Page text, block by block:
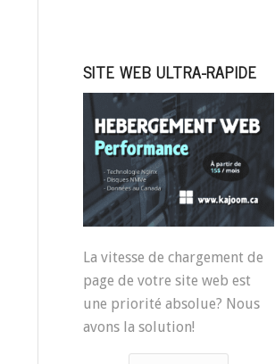
SITE WEB ULTRA-RAPIDE
La vitesse de chargement de
page de votre site web est
une priorité absolue? Nous
avons la solution!